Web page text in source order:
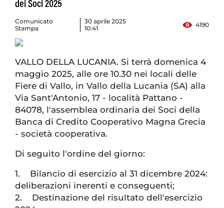
dei Soci 2025
Comunicato
Stampa
30 aprile 2025
10:41
4190
VALLO DELLA LUCANIA. Si terrà domenica 4
maggio 2025, alle ore 10.30 nei locali delle
Fiere di Vallo, in Vallo della Lucania (SA) alla
Via Sant'Antonio, 17 - località Pattano -
84078, l'assemblea ordinaria dei Soci della
Banca di Credito Cooperativo Magna Grecia
- società co­operativa.
Di seguito l'ordine del giorno:
1. Bilancio di esercizio al 31 dicembre 2024:
deliberazioni inerenti e conseguenti;
2. Destinazione del risultato dell'esercizio